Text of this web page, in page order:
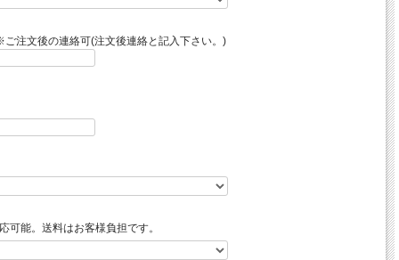
注文後の連絡可(注文後連絡と記入下さい。)
能。送料はお客様負担です。